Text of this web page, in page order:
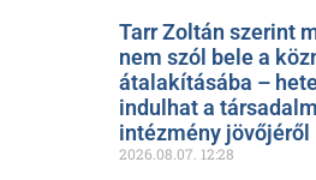
Tarr Zoltán szerint
nem szól bele a
átalakításába –
indulhat a
intézmény jövőjéről
2026.08.07. 12:28